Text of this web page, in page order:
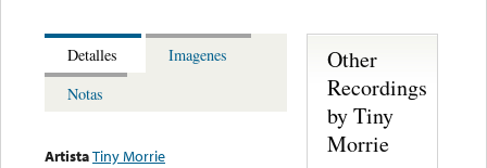
Detalles
Imagenes
Notas
ArtistaTiny Morrie
Other
Recordings
by Tiny
Morrie